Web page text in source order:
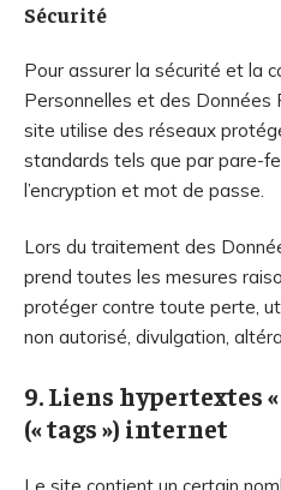
Sécurité
Pour assurer la sécurité et la
Personnelles et des Données
site utilise des réseaux
standards tels que par pare-
l’encryption et mot de passe.
Lors du traitement des
prend toutes les mesures
protéger contre toute perte,
non autorisé, divulgation,
9. Liens hypertextes
(« tags ») internet